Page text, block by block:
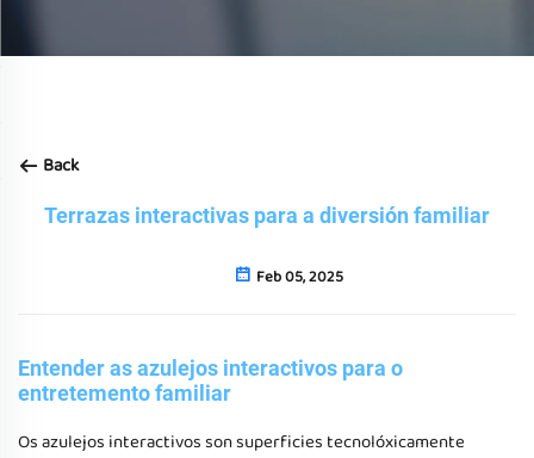
Back
Terrazas interactivas para a diversión familiar
Feb 05, 2025
Entender as azulejos interactivos para o
entretemento familiar
Os azulejos interactivos son superficies tecnolóxicamente